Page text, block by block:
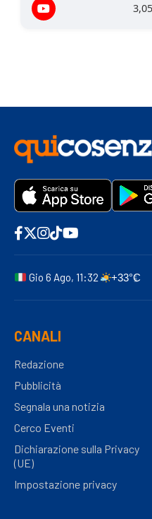
Gio 6 Ago, 11:32 +33°C
CANALI
Redazione
Pubblicità
Segnala una notizia
Cerco Eventi
Dichiarazione sulla Privacy
(UE)
Impostazione privacy